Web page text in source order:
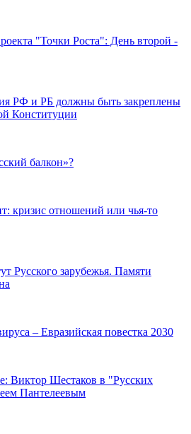
"Точки Роста": День второй -
РФ и РБ должны быть закреплены
Конституции
балкон»?
кризис отношений или чья-то
Русского зарубежья. Памяти
– Евразийская повестка 2030
Виктор Шестаков в "Русских
Пантелеевым